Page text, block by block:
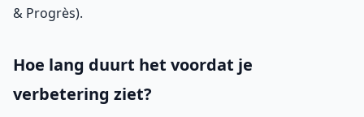
& Progrès).
Hoe lang duurt het voordat je
verbetering ziet?